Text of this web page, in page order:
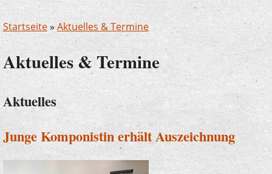
Startseite»Aktuelles & Termine
Aktuelles & Termine
Aktuelles
Junge Komponistin erhält Auszeichnung